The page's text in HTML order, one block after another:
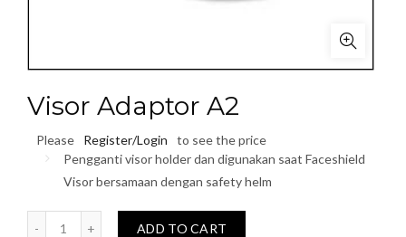
Visor Adaptor A2
Please Register/Login
to see the price
Pengganti visor holder dan digunakan saat Faceshield
Visor bersamaan dengan safety helm
Quantity
ADD TO CART